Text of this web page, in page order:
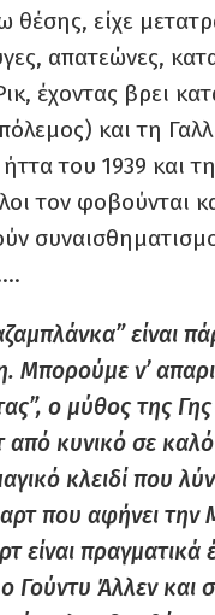
θέσης, είχε
απατεώνες,
έχοντας βρει
και τη
του 1939 και
τον φοβούνται
είναι
Μπορούμε ν’
ο μύθος της
από κυνικό σε
κλειδί που
που αφήνει την
είναι
Άλλεν και